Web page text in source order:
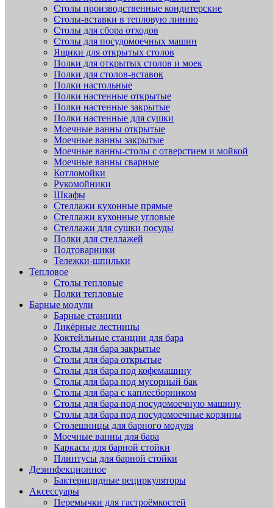
Столы производственные кондитерские
Столы-вставки в тепловую линию
Столы для сбора отходов
Столы для посудомоечных машин
Ящики для открытых столов
Полки для открытых столов и моек
Полки для столов-вставок
Полки настольные
Полки настенные открытые
Полки настенные закрытые
Полки настенные для сушки
Моечные ванны открытые
Моечные ванны закрытые
Моечные ванны-столы с отверстием и мойкой
Моечные ванны сварные
Котломойки
Рукомойники
Шкафы
Стеллажи кухонные прямые
Стеллажи кухонные угловые
Стеллажи для сушки посуды
Полки для стеллажей
Подтоварники
Тележки-шпильки
Тепловое
Столы тепловые
Полки тепловые
Барные модули
Барные станции
Ликёрные лестницы
Коктейльные станции для бара
Столы для бара закрытые
Столы для бара открытые
Столы для бара под кофемашину
Столы для бара под мусорный бак
Столы для бара с каплесборником
Столы для бара под посудомоечную машину
Столы для бара под посудомоечные корзины
Столешницы для барного модуля
Моечные ванны для бара
Каркасы для барной стойки
Плинтусы для барной стойки
Дезинфекционное
Бактерицидные рециркуляторы
Аксессуары
Перемычки для гастроёмкостей